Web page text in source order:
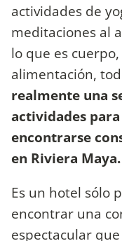
actividades de
meditaciones al
lo que es
alimentación,
realmente una
actividades
encontrarse
en Riviera Maya.
Es un hotel sólo
encontrar una
espectacular